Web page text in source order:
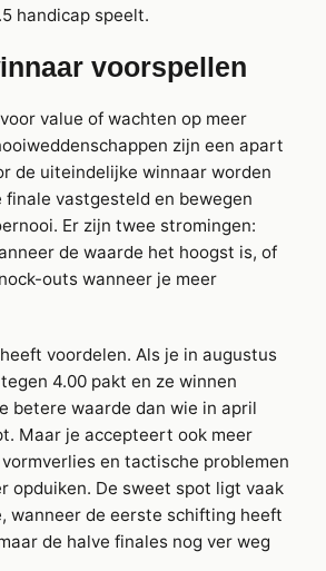
handicap speelt.
voorspellen
value of wachten op meer
zijn een apart
de uiteindelijke winnaar worden
finale vastgesteld en bewegen
Er zijn twee stromingen:
de waarde het hoogst is, of
outs wanneer je meer
voordelen. Als je in augustus
4.00 pakt en ze winnen
betere waarde dan wie in april
Maar je accepteert ook meer
en tactische problemen
opduiken. De sweet spot ligt vaak
wanneer de eerste schifting heeft
de halve finales nog ver weg